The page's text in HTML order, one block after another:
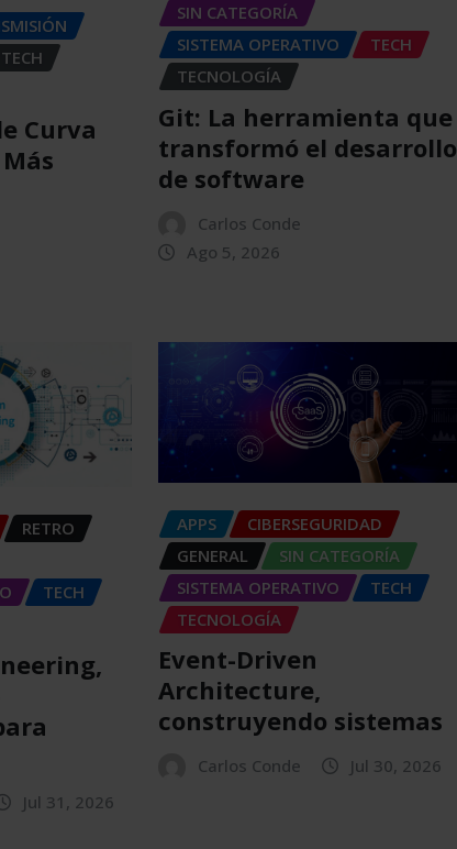
TECH
Curva
SIN CATEGORÍA
SISTEMA OPERATIVO
TECH
TECNOLOGÍA
Git: La herramienta que
transformó el desarrollo
de software
Carlos Conde
Ago 5, 2026
RETRO
TECH
Jul 31, 2026
APPS
CIBERSEGURIDAD
GENERAL
SIN CATEGORÍA
SISTEMA OPERATIVO
TECH
TECNOLOGÍA
Event-Driven
Architecture,
construyendo sistemas
Carlos Conde Jul 30, 2026